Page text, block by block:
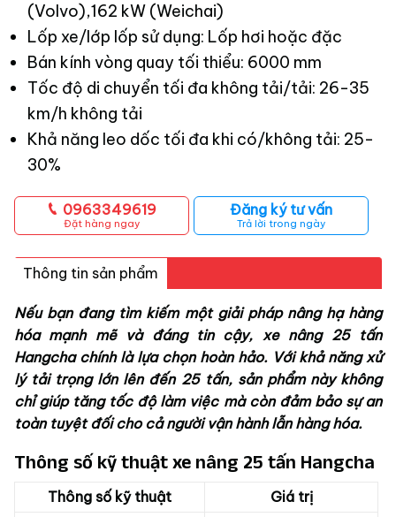
(Volvo),162 kW (Weichai)
Lốp xe/lớp lốp sử dụng: Lốp hơi hoặc đặc
Bán kính vòng quay tối thiểu: 6000 mm
Tốc độ di chuyển tối đa không tải/tải: 26-35
km/h không tải
Khả năng leo dốc tối đa khi có/không tải: 25-
30%
0963349619
Đặt hàng ngay
Đăng ký tư vấn
Trả lời trong ngày
Thông tin sản phẩm
Nếu bạn đang tìm kiếm một giải pháp nâng hạ hàng
hóa mạnh mẽ và đáng tin cậy, xe nâng 25 tấn
Hangcha chính là lựa chọn hoàn hảo. Với khả năng xử
lý tải trọng lớn lên đến 25 tấn, sản phẩm này không
chỉ giúp tăng tốc độ làm việc mà còn đảm bảo sự an
toàn tuyệt đối cho cả người vận hành lẫn hàng hóa.
Thông số kỹ thuật xe nâng 25 tấn Hangcha
Thông số kỹ thuật
Giá trị